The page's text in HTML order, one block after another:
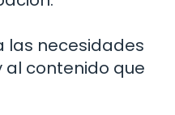
las necesidades
al contenido que